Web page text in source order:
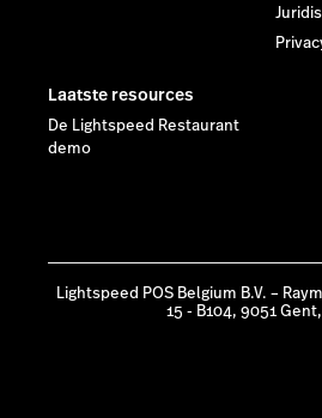
Laatste resources
De Lightspeed Restaurant
demo
Lightspeed POS Belgium B.V. –
15 - B104, 9051